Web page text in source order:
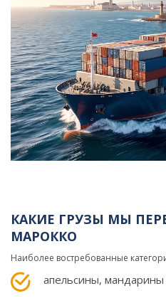
КАКИЕ ГРУЗЫ МЫ
МАРОККО
Наиболее востребованные
апельсины,